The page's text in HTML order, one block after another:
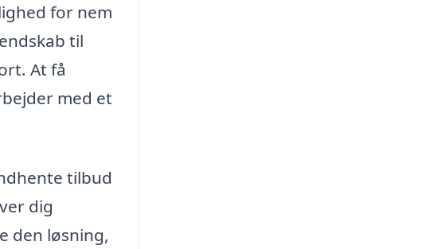
for nem
til
At få
med et
tilbud
dig
den løsning,